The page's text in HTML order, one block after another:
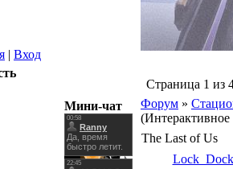
| Вход
Мини-чат
Страница 1 из
Форум »
(Интерактивное
The Last of Us
Lock_Dock